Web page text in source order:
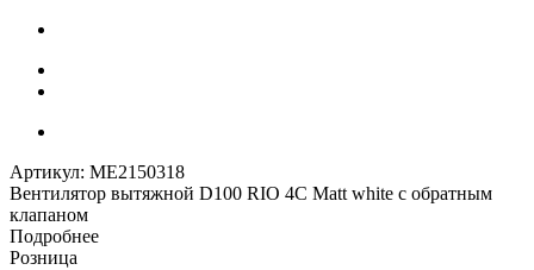
Артикул: МЕ2150318
Вентилятор вытяжной D100 RIO 4C Matt white с обратным
клапаном
Подробнее
Розница